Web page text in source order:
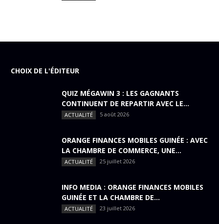
CHOIX DE L'ÉDITEUR
QUIZ MÉGAWIN 3 : LES GAGNANTS
CONTINUENT DE REPARTIR AVEC LE...
ACTUALITÉ 5 août 2026
ORANGE FINANCES MOBILES GUINÉE : AVEC
LA CHAMBRE DE COMMERCE, UNE...
ACTUALITÉ 25 juillet 2026
INFO MEDIA : ORANGE FINANCES MOBILES
GUINÉE ET LA CHAMBRE DE...
ACTUALITÉ 23 juillet 2026